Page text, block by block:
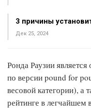
3 причины
Дек 25, 2024
Ронда Раузии
по версии pound for
весовой категории),
рейтинге в легчайшем